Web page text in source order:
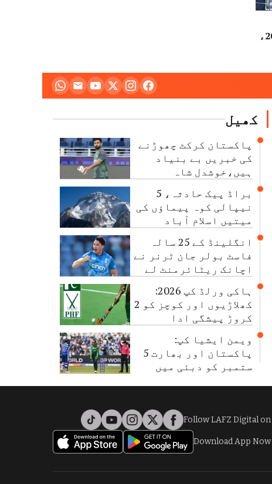
فرینڈشپ فیسٹیول 2026ء
کھیل
پاکستان کرکٹ چھوڑنے
کی خبریں بے بنیاد
ہیں،خوشدل شاہ
براڈ پیک حادثہ، 5
نیپالی کوہ پیماؤں کی
میتیں اسلام آباد
انگلینڈ کے 25 سالہ
فاسٹ بولر جان ٹرنر نے
اچانک ریٹائرمنٹ لے
ہاکی ورلڈ کپ 2026:
کھلاڑیوں اور کوچز کو 2
کروڑ پیشگی ادا
ویمن ایشیا کپ:
پاکستان اور بھارت 5
ستمبر کو دبئی میں
Follow LAFZ Digital on
Download App Now